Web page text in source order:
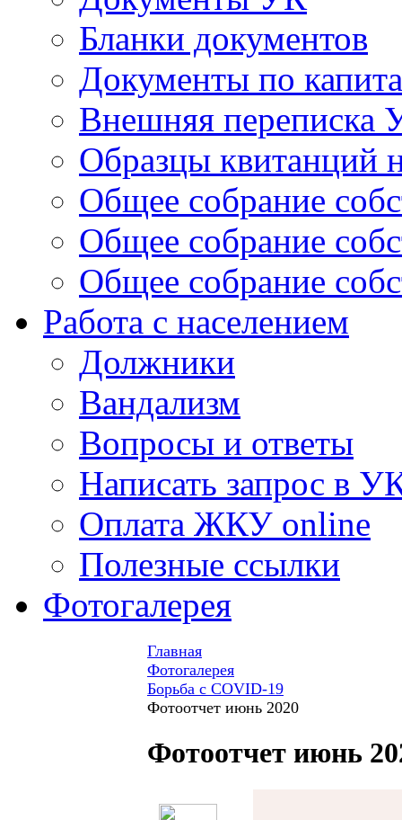
Бланки документов
Документы по
Внешняя переписка
Образцы квитанций
Общее собрание
Общее собрание
Общее собрание
Работа с населением
Должники
Вандализм
Вопросы и ответы
Написать запрос в
Оплата ЖКУ online
Полезные ссылки
Фотогалерея
Главная
Фотогалерея
Борьба с COVID-19
Фотоотчет июнь 2020
Фотоотчет июнь